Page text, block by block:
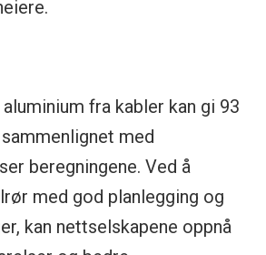
fra kabler kan gi 93
med
beregningene. Ved å
med god planlegging og
kan nettselskapene oppnå